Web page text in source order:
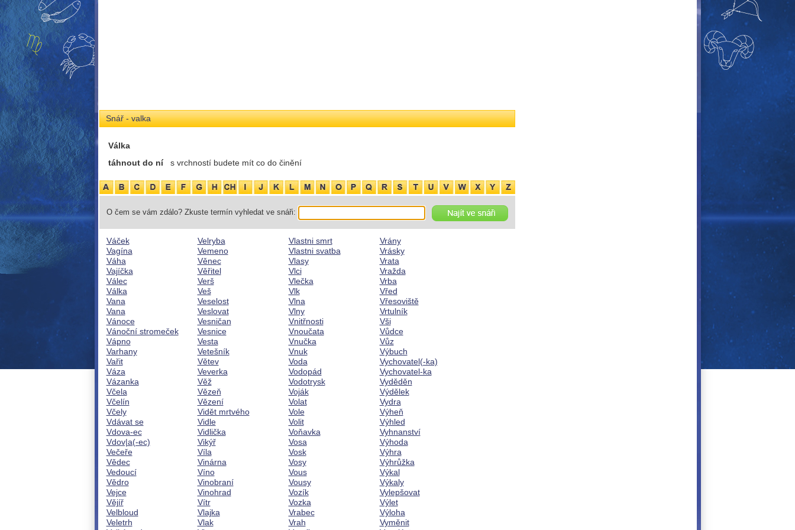
Snář - valka
Válka
táhnout do ní
s vrchností budete mít co do činění
O čem se vám zdálo? Zkuste termín vyhledat ve snáři:
Váček
Vagína
Váha
Vajíčka
Válec
Válka
Vana
Vana
Vánoce
Vánoční stromeček
Vápno
Varhany
Vařit
Váza
Vázanka
Včela
Včelín
Včely
Vdávat se
Vdova-ec
Vdov|a(-ec)
Večeře
Vědec
Vedoucí
Vědro
Vejce
Vějíř
Velbloud
Veletrh
Velryba
Vemeno
Věnec
Věřitel
Verš
Veš
Veselost
Veslovat
Vesničan
Vesnice
Vesta
Vetešník
Větev
Veverka
Věž
Vězeň
Vězení
Vidět mrtvého
Vidle
Vidlička
Vikýř
Víla
Vinárna
Víno
Vinobraní
Vinohrad
Vítr
Vlajka
Vlak
Vlastni smrt
Vlastni svatba
Vlasy
Vlci
Vlečka
Vlk
Vlna
Vlny
Vnitřnosti
Vnoučata
Vnučka
Vnuk
Voda
Vodopád
Vodotrysk
Voják
Volat
Vole
Volit
Voňavka
Vosa
Vosk
Vosy
Vous
Vousy
Vozík
Vozka
Vrabec
Vrah
Vrány
Vrásky
Vrata
Vražda
Vrba
Vřed
Vřesoviště
Vrtulník
Vši
Vůdce
Vůz
Výbuch
Vychovatel(-ka)
Vychovatel-ka
Vyděděn
Výdělek
Vydra
Výheň
Výhled
Vyhnanství
Výhoda
Výhra
Výhrůžka
Výkal
Výkaly
Vylepšovat
Výlet
Výloha
Vyměnit